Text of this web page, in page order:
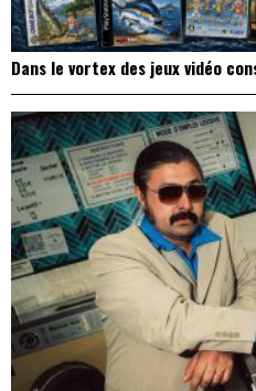
Dans le vortex des jeux vidéo